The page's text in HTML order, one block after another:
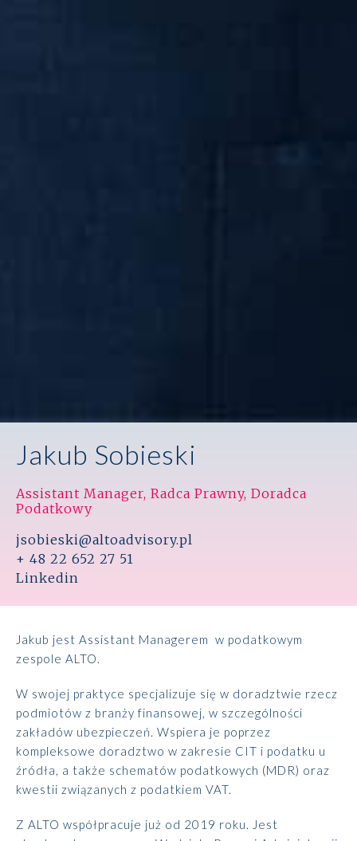
Jakub Sobieski
Assistant Manager, Radca Prawny, Doradca
Podatkowy
jsobieski@altoadvisory.pl
+ 48 22 652 27 51
Linkedin
Jakub jest Assistant Managerem w podatkowym
zespole ALTO.
W swojej praktyce specjalizuje się w doradztwie rzecz
podmiotów z branży finansowej, w szczególności
zakładów ubezpieczeń. Wspiera je poprzez
kompleksowe doradztwo w zakresie CIT i podatku u
źródła, a także schematów podatkowych (MDR) oraz
kwestii związanych z podatkiem VAT.
Z ALTO współpracuje już od 2019 roku. Jest